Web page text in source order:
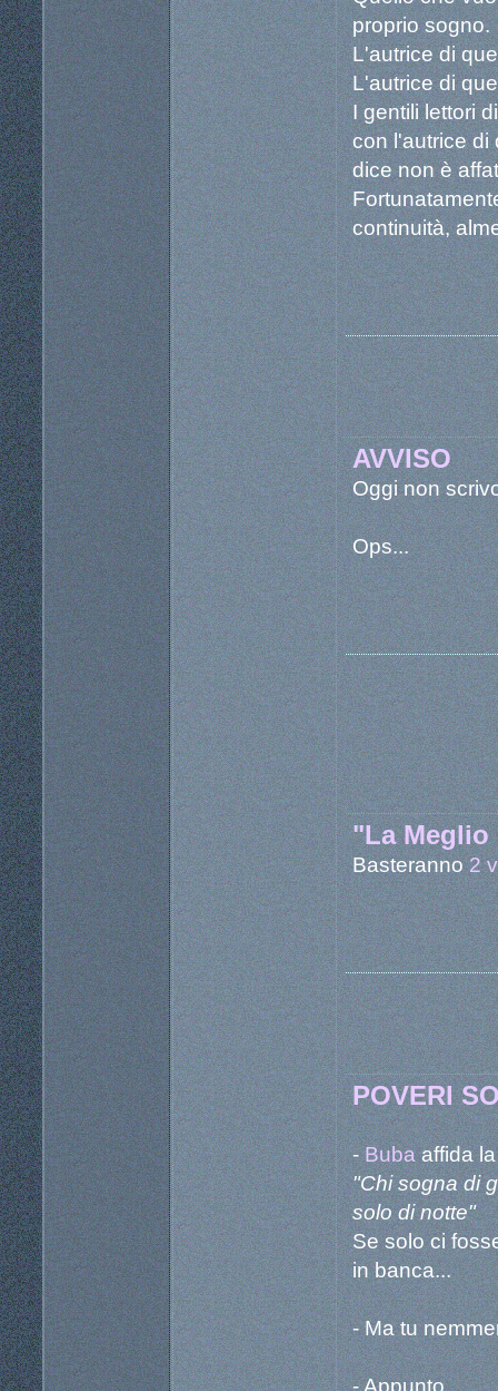
proprio sogno.
L'autrice di
L'autrice di
I gentili lettori
con l'autrice di
dice non è
continuità,
AVVISO
Oggi non
Ops...
"La
Basteranno2
POVERI
-Bubaaffida la
"Chi sogna di
solo di notte"
Se solo ci
in banca...
- Ma tu
- Appunto.